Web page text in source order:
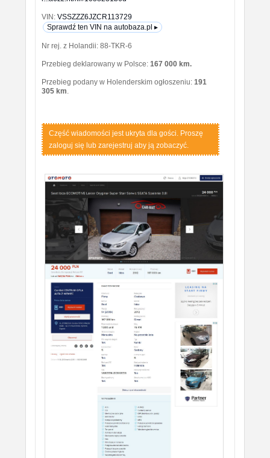
VIN: VSSZZZ6JZCR113729
Sprawdź ten VIN na autobaza.pl ▸
Nr rej. z Holandii: 88-TKR-6
Przebieg deklarowany w Polsce: 167 000 km.
Przebieg podany w Holenderskim ogłoszeniu: 191
305 km
Część wiadomości jest ukryta dla gości. Proszę
zaloguj się lub zarejestruj aby ją zobaczyć.